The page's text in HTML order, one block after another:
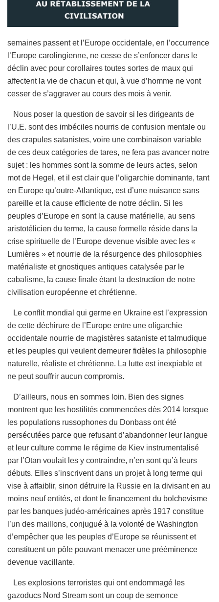
semaines passent et l’Europe occidentale, en l’occurrence
l’Europe carolingienne, ne cesse de s’enfoncer dans le
déclin avec pour corollaires toutes sortes de maux qui
affectent la vie de chacun et qui, à vue d’homme ne vont
cesser de s’aggraver au cours des mois à venir.
Nous poser la question de savoir si les dirigeants de
l’U.E. sont des imbéciles nourris de confusion mentale ou
des crapules satanistes, voire une combinaison variable
de ces deux catégories de tares, ne fera pas avancer notre
sujet : les hommes sont la somme de leurs actes, selon
mot de Hegel, et il est clair que l’oligarchie dominante, tant
en Europe qu’outre-Atlantique, est d’une nuisance sans
pareille et la cause efficiente de notre déclin. Si les
peuples d’Europe en sont la cause matérielle, au sens
aristotélicien du terme, la cause formelle réside dans la
crise spirituelle de l’Europe devenue visible avec les «
Lumières » et nourrie de la résurgence des philosophies
matérialiste et gnostiques antiques catalysée par le
cabalisme, la cause finale étant la destruction de notre
civilisation européenne et chrétienne.
Le conflit mondial qui germe en Ukraine est l’expression
de cette déchirure de l’Europe entre une oligarchie
occidentale nourrie de magistères sataniste et talmudique
et les peuples qui veulent demeurer fidèles la philosophie
naturelle, réaliste et chrétienne. La lutte est inexpiable et
ne peut souffrir aucun compromis.
D’ailleurs, nous en sommes loin. Bien des signes
montrent que les hostilités commencées dès 2014 lorsque
les populations russophones du Donbass ont été
persécutées parce que refusant d’abandonner leur langue
et leur culture comme le régime de Kiev instrumentalisé
par l’Otan voulait les y contraindre, n’en sont qu’à leurs
débuts. Elles s’inscrivent dans un projet à long terme qui
vise à affaiblir, sinon détruire la Russie en la divisant en au
moins neuf entités, et dont le financement du bolchevisme
par les banques judéo-américaines après 1917 constitue
l’un des maillons, conjugué à la volonté de Washington
d’empêcher que les peuples d’Europe se réunissent et
constituent un pôle pouvant menacer une prééminence
devenue vacillante.
Les explosions terroristes qui ont endommagé les
gazoducs Nord Stream sont un coup de semonce